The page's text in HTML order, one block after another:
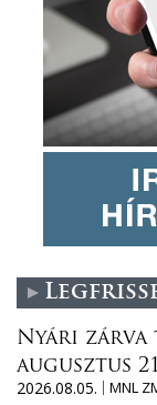
Nyári zárva
augusztus
2026.08.05.
MNL